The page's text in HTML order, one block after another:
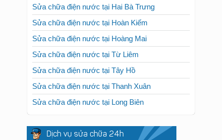
Sửa chữa điện nước tại Hai Bà Trưng
Sửa chữa điện nước tại Hoàn Kiếm
Sửa chữa điện nước tại Hoàng Mai
Sửa chữa điện nước tại Từ Liêm
Sửa chữa điện nước tại Tây Hồ
Sửa chữa điện nước tại Thanh Xuân
Sửa chữa điện nước tại Long Biên
Dịch vụ sửa chữa 24h